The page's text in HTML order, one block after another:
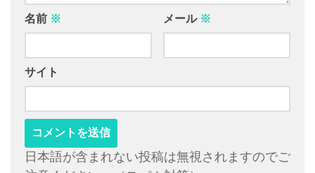
名前 ※ メール ※
サイト
日本語が含まれない投稿は無視されますのでご